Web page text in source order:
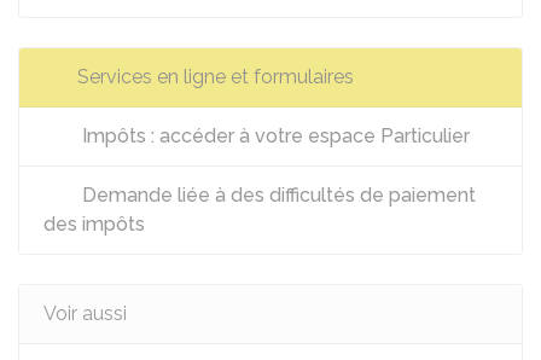
Services en ligne et formulaires
Impôts : accéder à votre espace Particulier
Demande liée à des difficultés de paiement
des impôts
Voir aussi